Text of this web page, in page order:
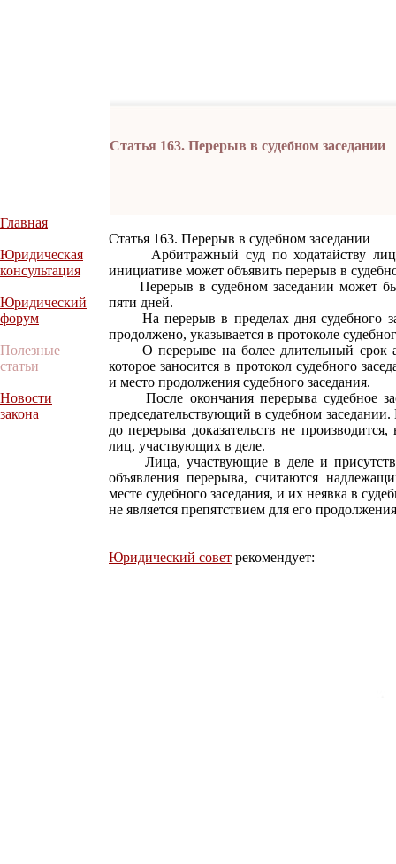
Статья 163. Перерыв в судебном заседании
Главная
Юридическая
консультация
Юридический
форум
Полезные
статьи
Новости
закона
Статья 163. Перерыв в судебном заседании
Арбитражный суд по ходатайству
инициативе может объявить перерыв в
Перерыв в судебном заседании может
пяти дней.
На перерыв в пределах дня судебного
продолжено, указывается в протоколе
О перерыве на более длительный срок
которое заносится в протокол судебного
и место продолжения судебного заседания.
После окончания перерыва судебное
председательствующий в судебном
до перерыва доказательств не
лиц, участвующих в деле.
Лица, участвующие в деле и
объявления перерыва, считаются
месте судебного заседания, и их неявка в
не является препятствием для его
Юридический совет рекомендует: